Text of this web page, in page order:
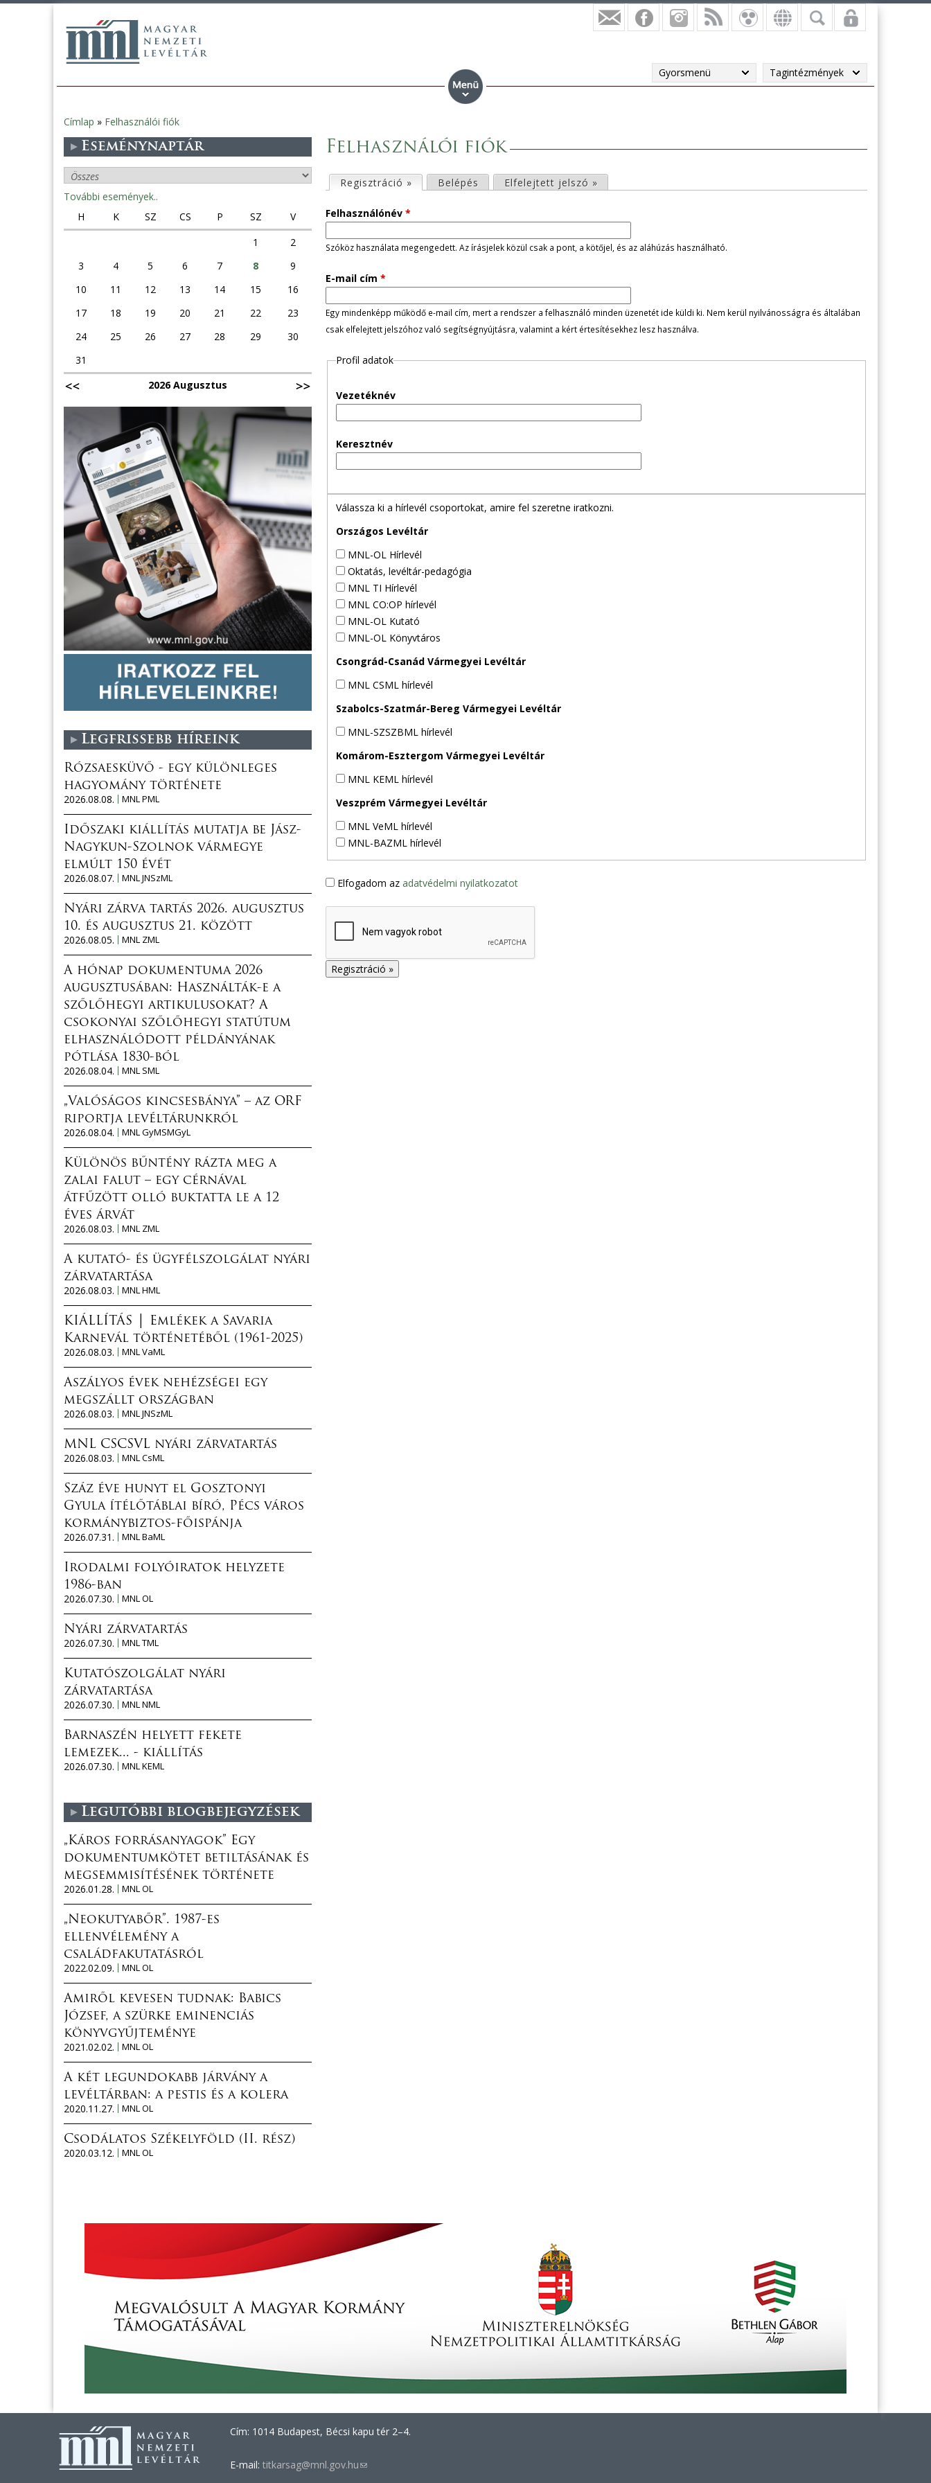
Gyorsmenü Tagintézmények
Jelenlegi
hely
Címlap » Felhasználói fiók
Felhasználói fiók
l
s
ő
d
l
e
Regisztráció » (aktív fül)
Belépés Elfelejtett jelszó »
Felhasználónév *
Szóköz használata megengedett. Az írásjelek közül csak a pont, a kötőjel, és az aláhúzás használható.
E-mail cím *
Egy mindenképp működő e-mail cím, mert a rendszer a felhasználó minden üzenetét ide küldi ki. Nem kerül nyilvánosságra és általában
csak elfelejtett jelszóhoz való segítségnyújtásra, valamint a kért értesítésekhez lesz használva.
Profil adatok
Vezetéknév
Keresztnév
Válassza ki a hírlevél csoportokat, amire fel szeretne iratkozni.
Országos Levéltár
MNL-OL Hírlevél
Oktatás, levéltár-pedagógia
MNL TI Hírlevél
MNL CO:OP hírlevél
MNL-OL Kutató
MNL-OL Könyvtáros
Csongrád-Csanád Vármegyei Levéltár
MNL CSML hírlevél
Szabolcs-Szatmár-Bereg Vármegyei Levéltár
MNL-SZSZBML hírlevél
Komárom-Esztergom Vármegyei Levéltár
MNL KEML hírlevél
Veszprém Vármegyei Levéltár
MNL VeML hírlevél
MNL-BAZML hírlevél
Elfogadom az adatvédelmi nyilatkozatot
Eseménynaptár
További események..
H
K SZ CS P SZ
V
1
2
3
4 5 6 7 8
9
10
11 12 13 14 15
16
17
18 19 20 21 22
23
24
25 26 27 28 29
30
31
2026 Augusztus
Legfrissebb híreink
Rózsaesküvő - egy különleges
hagyomány története
2026.08.08.
MNL PML
Időszaki kiállítás mutatja be Jász-
Nagykun-Szolnok vármegye
elmúlt 150 évét
2026.08.07.
MNL JNSzML
Nyári zárva tartás 2026. augusztus
10. és augusztus 21. között
2026.08.05.
MNL ZML
A hónap dokumentuma 2026
augusztusában: Használták-e a
szőlőhegyi artikulusokat? A
csokonyai szőlőhegyi statútum
elhasználódott példányának
pótlása 1830-ból
2026.08.04.
MNL SML
„Valóságos kincsesbánya” – az ORF
riportja levéltárunkról
2026.08.04.
MNL GyMSMGyL
Különös bűntény rázta meg a
zalai falut – egy cérnával
átfűzött olló buktatta le a 12
éves árvát
2026.08.03.
MNL ZML
A kutató- és ügyfélszolgálat nyári
zárvatartása
2026.08.03.
MNL HML
KIÁLLÍTÁS │ Emlékek a Savaria
Karnevál történetéből (1961-2025)
2026.08.03.
MNL VaML
Aszályos évek nehézségei egy
megszállt országban
2026.08.03.
MNL JNSzML
MNL CSCSVL nyári zárvatartás
2026.08.03.
MNL CsML
Száz éve hunyt el Gosztonyi
Gyula ítélőtáblai bíró, Pécs város
kormánybiztos-főispánja
2026.07.31.
MNL BaML
Irodalmi folyóiratok helyzete
1986-ban
2026.07.30.
MNL OL
Nyári zárvatartás
2026.07.30.
MNL TML
Kutatószolgálat nyári
zárvatartása
2026.07.30.
MNL NML
Barnaszén helyett fekete
lemezek... - kiállítás
2026.07.30.
MNL KEML
Legutóbbi blogbejegyzések
„Káros forrásanyagok” Egy
dokumentumkötet betiltásának és
megsemmisítésének története
2026.01.28.
MNL OL
„Neokutyabőr”. 1987-es
ellenvélemény a
családfakutatásról
2022.02.09.
MNL OL
Amiről kevesen tudnak: Babics
József, a szürke eminenciás
könyvgyűjteménye
2021.02.02.
MNL OL
A két legundokabb járvány a
levéltárban: a pestis és a kolera
2020.11.27.
MNL OL
Csodálatos Székelyföld (II. rész)
2020.03.12.
MNL OL
Cím: 1014 Budapest, Bécsi kapu tér 2–4.
E-mail: titkarsag@mnl.gov.hu(link